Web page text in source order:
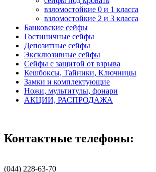
взломостойкие 0 и 1 класса
взломостойкие 2 и 3 класса
Банковские сейфы
Гостиничные сейфы
Депозитные сейфы
Эксклюзивные сейфы
Сейфы с защитой от взрыва
Кешбоксы, Тайники, Ключницы
Замки и комплектующие
Ножи, мультитулы, фонари
АКЦИИ, РАСПРОДАЖА
Контактные телефоны:
(044) 228-63-70